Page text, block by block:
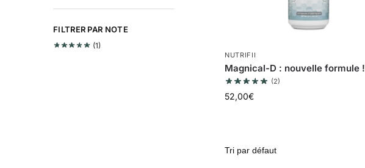
NUTRIFII
Magnical-D : nouvelle formule !
(2)
52,00€
FILTRER PAR NOTE
(1)